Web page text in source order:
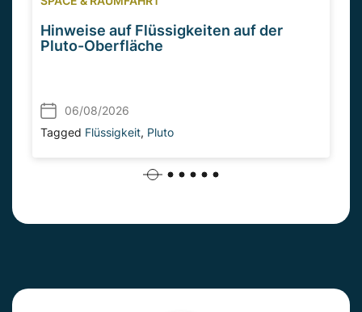
Hinweise auf Flüssigkeiten auf der
Pluto-Oberfläche
06/08/2026
Tagged Flüssigkeit, Pluto